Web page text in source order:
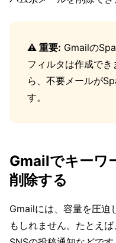
⚠️ 重要: Gmailの
フィルタは作成で
ら、不要メールが
す。
Gmailでキーワ
削除する
Gmailには、容量を圧迫
もしれません。たとえ